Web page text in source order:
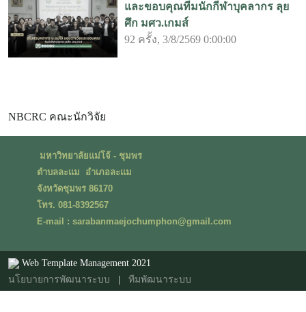
และขอบคุณทีมนักกีฬาบุคลากร ลุย
ศึก มศว.เกมส์
92 ครั้ง, 3/8/2569 0:00:00
NBCRC คณะนักวิจัย
มหาวิทยาลัยแม่โจ้ - ชุมพร
ตำบลละแม อำเภอละแม
จังหวัดชุมพร 86170
โทร. 081-8392567
E-mail : sarabanmaejochumphon@gmail.com
Web Template Management 2021
นโยบายการพัฒนาระบบ
ทีมพัฒนาระบบ